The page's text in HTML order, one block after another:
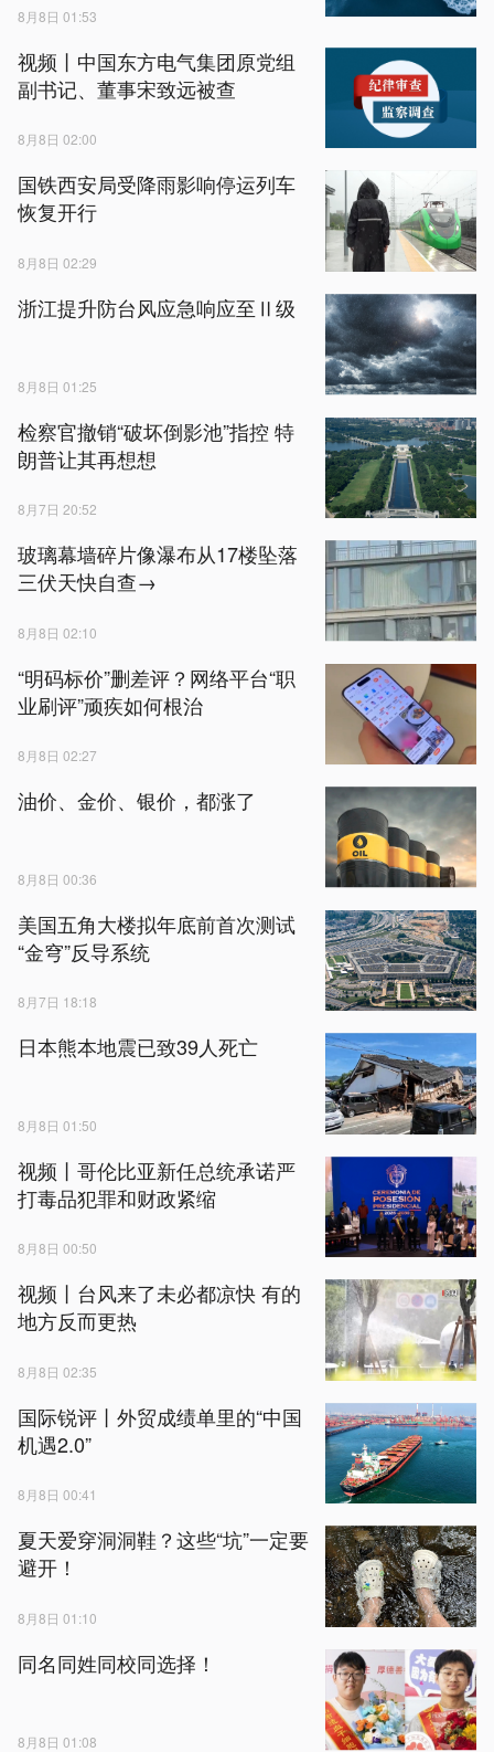
8月8日 01:53
视频丨中国东方电气集团原党组
副书记、董事宋致远被查
8月8日 02:00
国铁西安局受降雨影响停运列车
恢复开行
8月8日 02:29
浙江提升防台风应急响应至Ⅱ级
8月8日 01:25
检察官撤销“破坏倒影池”指控 特
朗普让其再想想
8月7日 20:52
玻璃幕墙碎片像瀑布从17楼坠落
三伏天快自查→
8月8日 02:10
“明码标价”删差评？网络平台“职
业刷评”顽疾如何根治
8月8日 02:27
油价、金价、银价，都涨了
8月8日 00:36
美国五角大楼拟年底前首次测试
“金穹”反导系统
8月7日 18:18
日本熊本地震已致39人死亡
8月8日 01:50
视频丨哥伦比亚新任总统承诺严
打毒品犯罪和财政紧缩
8月8日 00:50
视频丨台风来了未必都凉快 有的
地方反而更热
8月8日 02:35
国际锐评丨外贸成绩单里的“中国
机遇2.0”
8月8日 00:41
夏天爱穿洞洞鞋？这些“坑”一定要
避开！
8月8日 01:10
同名同姓同校同选择！
8月8日 01:08